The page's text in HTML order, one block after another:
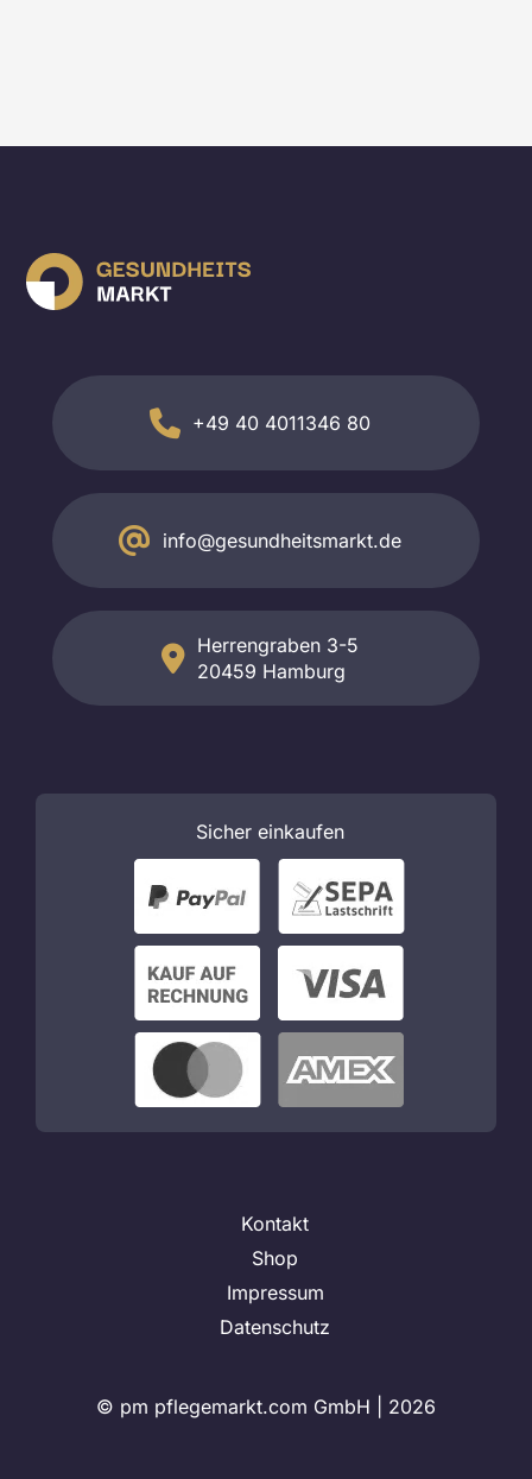
+49 40 4011346 80
info@gesundheitsmarkt.de
Herrengraben 3-5
20459 Hamburg
Sicher einkaufen
Kontakt
Shop
Impressum
Datenschutz
© pm pflegemarkt.com GmbH | 2026